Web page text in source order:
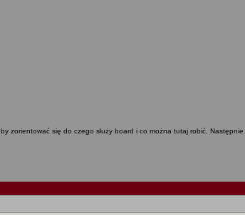
by zorientować się do czego służy board i co można tutaj robić. Następnie